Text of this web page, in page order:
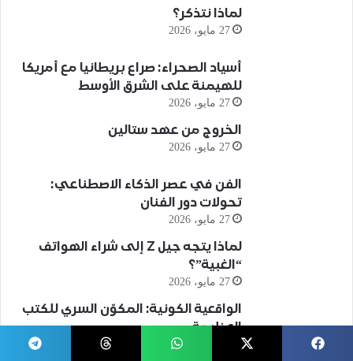
لماذا نتذكر؟
27 مايو، 2026
أسياد الصحراء: صراع بريطانيا مع أمريكا
للهيمنة على الشرق الأوسط
27 مايو، 2026
الخروج من عهد ستالين
27 مايو، 2026
الفن في عصر الذكاء الاصطناعي:
تحولات دور الفنان
27 مايو، 2026
لماذا يتجه جيل Z إلى شراء الهواتف
“الغبية”؟
27 مايو، 2026
الواقعية الكونية: المكوّن السري للكتب
العظيمة